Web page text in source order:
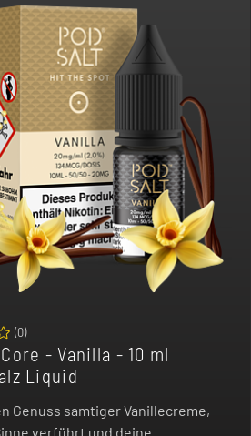
(0)
- Vanilla - 10 ml
Liquid
Genuss samtiger Vanillecreme,
verführt und deine